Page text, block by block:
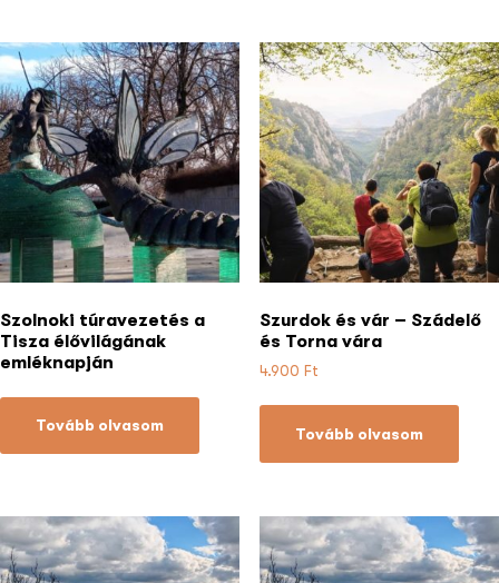
Szolnoki túravezetés a
Tisza élővilágának
emléknapján
Tovább olvasom
Szurdok és vár – Szádelő
és Torna vára
4.900 Ft
Tovább olvasom